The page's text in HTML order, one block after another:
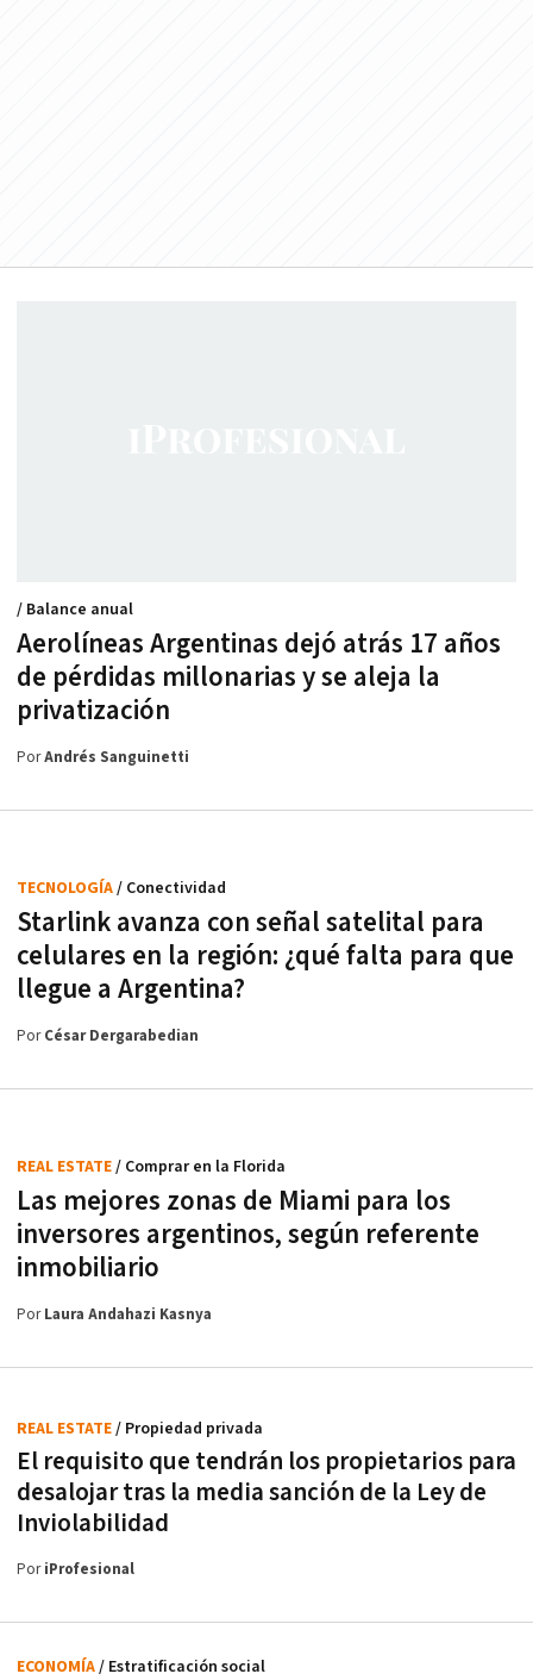
Aerolíneas Argentinas dejó atrás 17 años
de pérdidas millonarias y se aleja la
privatización
/ Balance anual
PorAndrés Sanguinetti
Starlink avanza con señal satelital para
celulares en la región: ¿qué falta para que
llegue a Argentina?
TECNOLOGÍA/ Conectividad
PorCésar Dergarabedian
Las mejores zonas de Miami para los
inversores argentinos, según referente
inmobiliario
REAL ESTATE/ Comprar en la Florida
PorLaura Andahazi Kasnya
El requisito que tendrán los propietarios para
desalojar tras la media sanción de la Ley de
Inviolabilidad
REAL ESTATE/ Propiedad privada
PoriProfesional
ECONOMÍA/ Estratificación social